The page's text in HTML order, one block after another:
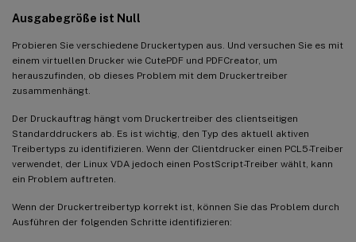
Ausgabegröße ist Null
Probieren Sie verschiedene Druckertypen aus. Und versuchen Sie es mit
einem virtuellen Drucker wie CutePDF und PDFCreator, um
herauszufinden, ob dieses Problem mit dem Druckertreiber
zusammenhängt.
Der Druckauftrag hängt vom Druckertreiber des clientseitigen
Standarddruckers ab. Es ist wichtig, den Typ des aktuell aktiven
Treibertyps zu identifizieren. Wenn der Clientdrucker einen PCL5-Treiber
verwendet, der Linux VDA jedoch einen PostScript-Treiber wählt, kann
ein Problem auftreten.
Wenn der Druckertreibertyp korrekt ist, können Sie das Problem durch
Ausführen der folgenden Schritte identifizieren: